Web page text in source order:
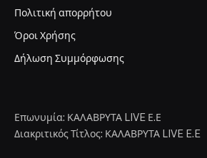
Πολιτική απορρήτου
Όροι Χρήσης
Δήλωση Συμμόρφωσης
Επωνυμία: ΚΑΛΑΒΡΥΤΑ LIVE Ε.Ε
Διακριτικός Τίτλος: ΚΑΛΑΒΡΥΤΑ LIVE E.E